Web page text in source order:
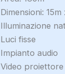
Dimensioni: 15m
Illuminazione
Luci fisse
Impianto audio
Video